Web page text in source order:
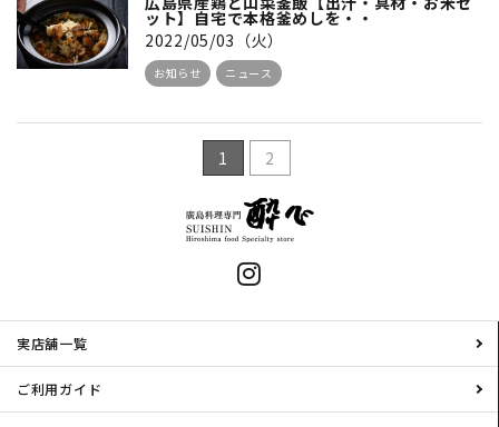
ット】自宅で本格釜めしを・・
2022/05/03（火）
お知らせ ニュース
1 2
実店舗一覧
ご利用ガイド